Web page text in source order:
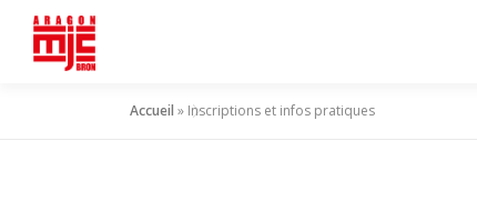
Accueil » Inscriptions et infos pratiques